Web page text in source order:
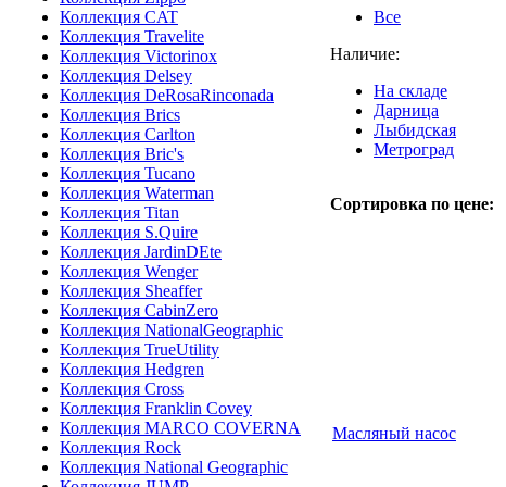
Коллекция CAT
Коллекция Travelite
Коллекция Victorinox
Коллекция Delsey
Коллекция DeRosaRinconada
Коллекция Brics
Коллекция Carlton
Коллекция Bric's
Коллекция Tucano
Коллекция Waterman
Коллекция Titan
Коллекция S.Quire
Коллекция JardinDEte
Коллекция Wenger
Коллекция Sheaffer
Коллекция CabinZero
Коллекция NationalGeographic
Коллекция TrueUtility
Коллекция Hedgren
Коллекция Cross
Коллекция Franklin Covey
Коллекция MARCO COVERNA
Коллекция Rock
Коллекция National Geographic
Все
Наличие:
На складе
Дарница
Лыбидская
Метроград
Сортировка по цене:
Масляный насос